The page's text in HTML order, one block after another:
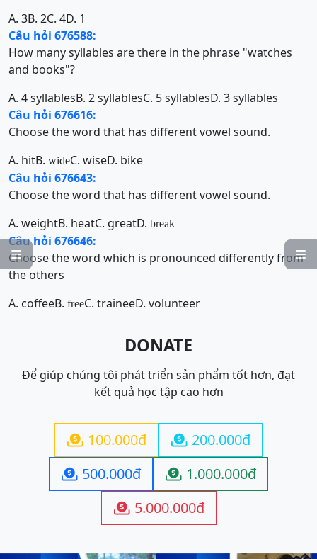


A. 3B. 2C. 4D. 1
Câu hỏi 676588:
How many syllables are there in the phrase "watches
and books"?
A. 4 syllablesB. 2 syllablesC. 5 syllablesD. 3 syllables
Câu hỏi 676616:
Choose the word that has different vowel sound.
A. hitB. wideC. wiseD. bike
Câu hỏi 676643:
Choose the word that has different vowel sound.
A. weightB. heatC. greatD. break
Câu hỏi 676646:
Choose the word which is pronounced differently from
the others
A. coffeeB. freeC. traineeD. volunteer
DONATE
Để giúp chúng tôi phát triển sản phẩm tốt hơn, đạt
kết quả học tập cao hơn
 100.000đ  200.000đ
 500.000đ  1.000.000đ
 5.000.000đ